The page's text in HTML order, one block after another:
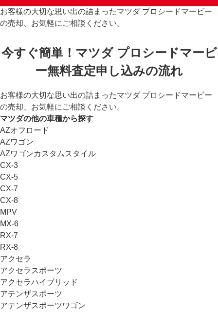
お客様の大切な思い出の詰まったマツダ プロシードマービー
の売却、お気軽にご相談ください。
今すぐ簡単！マツダ プロシードマービ
ー無料査定申し込みの流れ
お客様の大切な思い出の詰まったマツダ プロシードマービー
の売却、お気軽にご相談ください。
マツダの他の車種から探す
AZオフロード
AZワゴン
AZワゴンカスタムスタイル
CX-3
CX-5
CX-7
CX-8
MPV
MX-6
RX-7
RX-8
アクセラ
アクセラスポーツ
アクセラハイブリッド
アテンザスポーツ
アテンザスポーツワゴン